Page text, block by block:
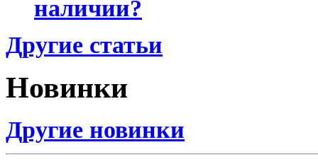
наличии?
Другие статьи
Новинки
Другие новинки